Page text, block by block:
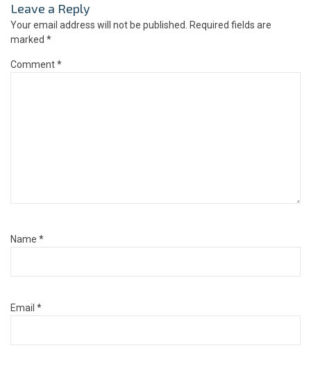
Leave a Reply
Your email address will not be published.
Required fields are
marked *
Comment*
Name *
Email *